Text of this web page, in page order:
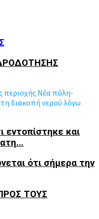
περιοχής Νέα πόλη-
διακοπή νερού λόγω
εντοπίστηκε και
ότι σήμερα την
ΤΟΥΣ